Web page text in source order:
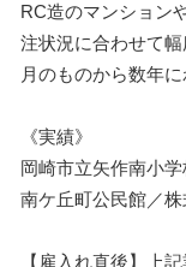
RC造のマンション
注状況に合わせて
月のものから数年
《実績》
岡崎市立矢作南小
南ケ丘町公民館／
【雇入れ直後】上